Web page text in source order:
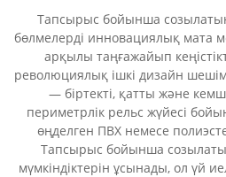
Тапсырыс бойынша
бөлмелерді инновациялық мата
арқылы таңғажайып
революциялық ішкі дизайн
— біртекті, қатты және
периметрлік рельс жүйесі
өңделген ПВХ немесе
Тапсырыс бойынша
мүмкіндіктерін ұсынады, ол үй